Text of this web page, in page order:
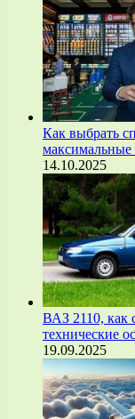
Как выбрать
максимальные
14.10.2025
ВАЗ 2110, как
технические
19.09.2025